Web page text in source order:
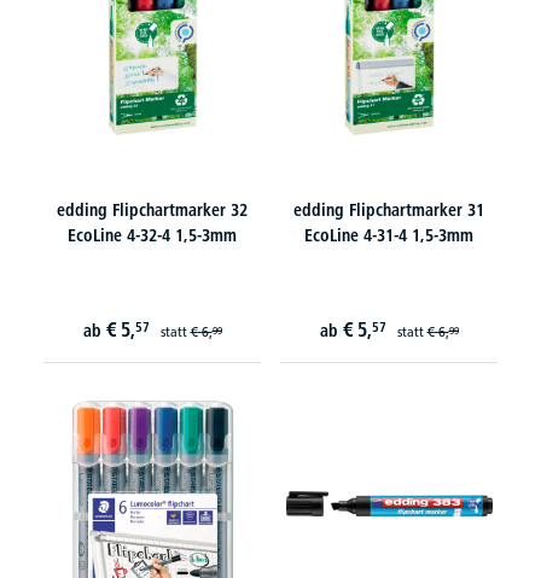
edding Flipchartmarker 32
EcoLine 4-32-4 1,5-3mm
ab € 5,57 statt€ 6,99
edding Flipchartmarker 31
EcoLine 4-31-4 1,5-3mm
ab € 5,57 statt€ 6,99